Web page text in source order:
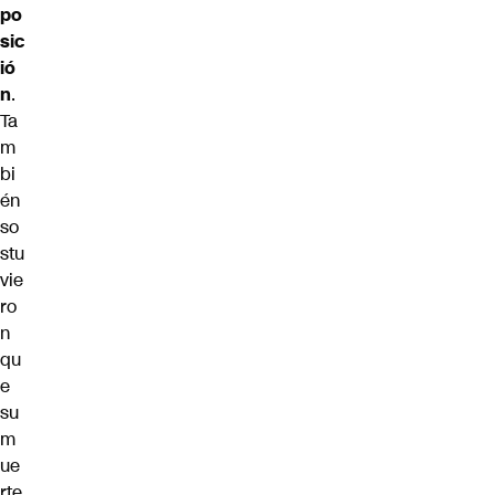
po
sic
ió
n.
Ta
m
bi
én
so
stu
vie
ro
n
qu
e
su
m
ue